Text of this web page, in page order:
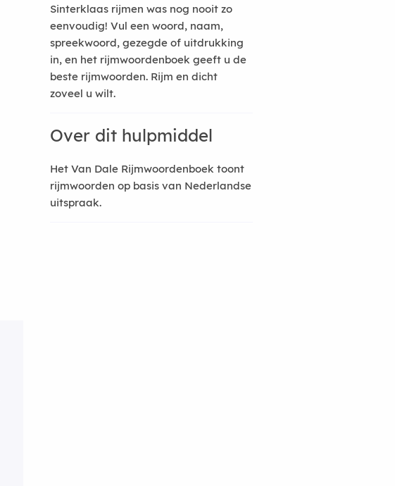
Sinterklaas rijmen was nog nooit zo
eenvoudig! Vul een woord, naam,
spreekwoord, gezegde of uitdrukking
in, en het rijmwoordenboek geeft u de
beste rijmwoorden. Rijm en dicht
zoveel u wilt.
Over dit hulpmiddel
Het Van Dale Rijmwoordenboek toont
rijmwoorden op basis van Nederlandse
uitspraak.